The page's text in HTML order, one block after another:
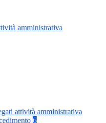
amministrativa
attività amministrativa
6